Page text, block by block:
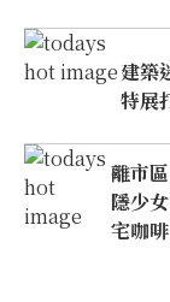
建築
特展
離市
隱少
宅咖啡